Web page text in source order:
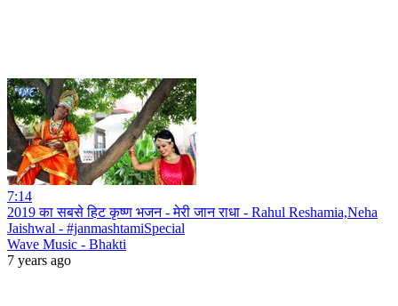
7:14
2019 का सबसे हिट कृष्ण भजन - मेरी जान राधा - Rahul Reshamia,Neha
Jaishwal - #janmashtamiSpecial
Wave Music - Bhakti
7 years ago